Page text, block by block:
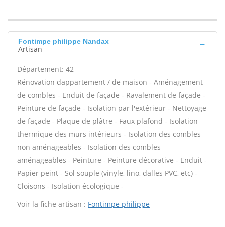
Fontimpe philippe Nandax
Artisan
Département: 42
Rénovation dappartement / de maison - Aménagement
de combles - Enduit de façade - Ravalement de façade -
Peinture de façade - Isolation par l'extérieur - Nettoyage
de façade - Plaque de plâtre - Faux plafond - Isolation
thermique des murs intérieurs - Isolation des combles
non aménageables - Isolation des combles
aménageables - Peinture - Peinture décorative - Enduit -
Papier peint - Sol souple (vinyle, lino, dalles PVC, etc) -
Cloisons - Isolation écologique -
Voir la fiche artisan : Fontimpe philippe